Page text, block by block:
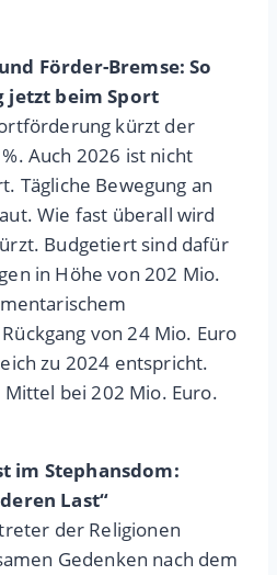
Förder-Bremse: So
jetzt beim Sport
kürzt der
Auch 2026 ist nicht
Tägliche Bewegung an
Wie fast überall wird
Budgetiert sind dafür
in Höhe von 202 Mio.
von 24 Mio. Euro
zu 2024 entspricht.
bei 202 Mio. Euro.
im Stephansdom:
Last“
der Religionen
Gedenken nach dem